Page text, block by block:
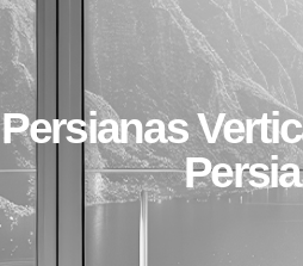
Persianas